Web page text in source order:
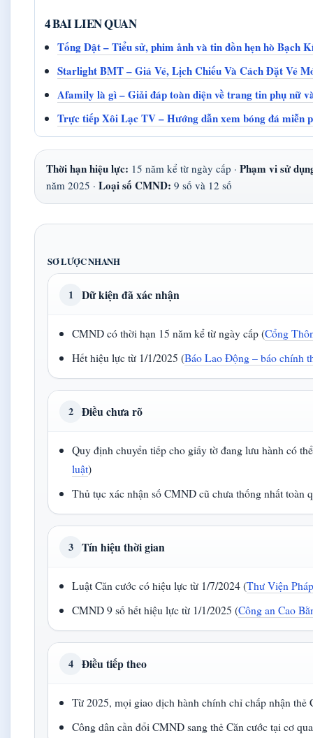
4 BAI LIEN QUAN
Tống Dật – Tiểu sử, phim ảnh và tin đồn hẹn hò Bạch
Starlight BMT – Giá Vé, Lịch Chiếu Và Cách Đặt Vé
Afamily là gì – Giải đáp toàn diện về trang tin phụ nữ
Trực tiếp Xôi Lạc TV – Hướng dẫn xem bóng đá miễn
Thời hạn hiệu lực: 15 năm kể từ ngày cấp · Phạm vi sử
năm 2025 · Loại số CMND: 9 số và 12 số
SƠ LƯỢC NHANH
1 Dữ kiện đã xác nhận
CMND có thời hạn 15 năm kể từ ngày cấp (Cổng
Hết hiệu lực từ 1/1/2025 (Báo Lao Động – báo chính
2 Điều chưa rõ
Quy định chuyển tiếp cho giấy tờ đang lưu hành có
luật)
Thủ tục xác nhận số CMND cũ chưa thống nhất toàn
3 Tín hiệu thời gian
Luật Căn cước có hiệu lực từ 1/7/2024 (Thư Viện
CMND 9 số hết hiệu lực từ 1/1/2025 (Công an Cao
4 Điều tiếp theo
Từ 2025, mọi giao dịch hành chính chỉ chấp nhận thẻ
Công dân cần đổi CMND sang thẻ Căn cước tại cơ